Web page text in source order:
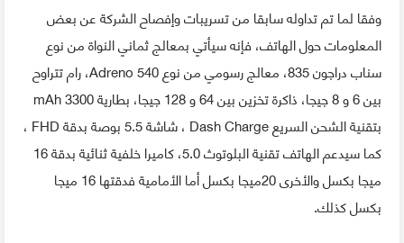
وفقا لما تم تداوله سابقا من تسريبات وإفصاح الشركة عن بعض
المعلومات حول الهاتف، فإنه سيأتي بمعالج ثماني النواة من نوع
سناب دراجون 835، معالج رسومي من نوع Adreno 540، رام تتراوح
بين 6 و 8 جيجا، ذاكرة تخزين بين 64 و 128 جيجا، بطارية 3300 mAh
بتقنية الشحن السريع Dash Charge ، شاشة 5.5 بوصة بدقة FHD ،
كما سيدعم الهاتف تقنية البلوتوث 5.0، كاميرا خلفية ثنائية بدقة 16
ميجا بكسل والأخرى 20ميجا بكسل أما الأمامية فدقتها 16 ميجا
بكسل كذلك.